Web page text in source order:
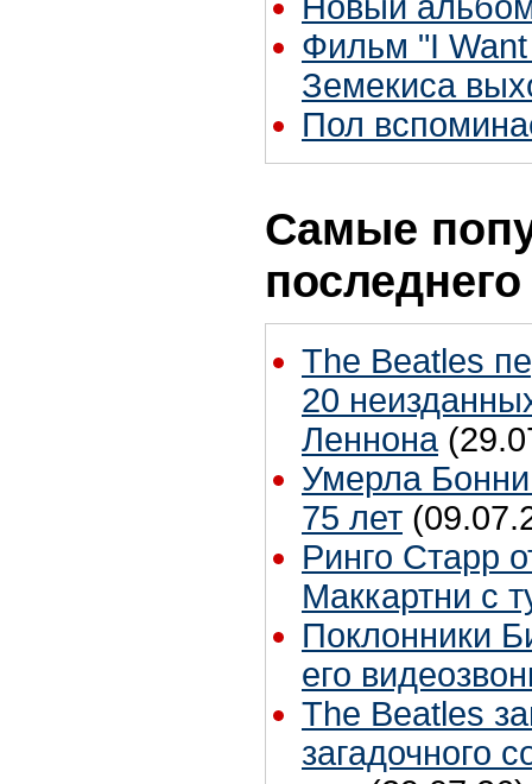
Фильм "I Want
Земекиса
Пол
Самые
The Beatles
20
Леннона
Умерла
75 лет
Ринго Старр
Маккартни с
Поклонники
его
The Beatles
загадочного